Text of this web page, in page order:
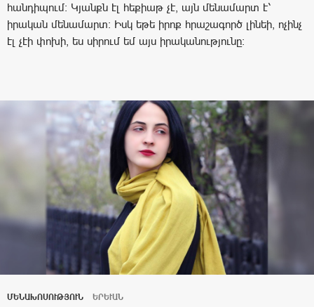
հանդիպում։ Կյանքն էլ հեքիաթ չէ, այն մենամարտ է՝
իրական մենամարտ։ Իսկ եթե իրոք հրաշագործ լինեի, ոչինչ
էլ չէի փոխի, ես սիրում եմ այս իրականությունը։
ՄԵՆԱԽՈՍՈՒԹՅՈՒՆ ԵՐԵՒԱՆ